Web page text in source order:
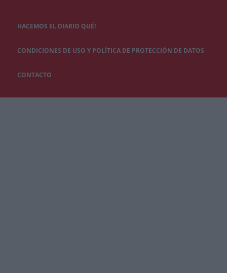
HACEMOS EL DIARIO QUÉ!
CONDICIONES DE USO Y POLÍTICA DE PROTECCIÓN DE DATOS
CONTACTO